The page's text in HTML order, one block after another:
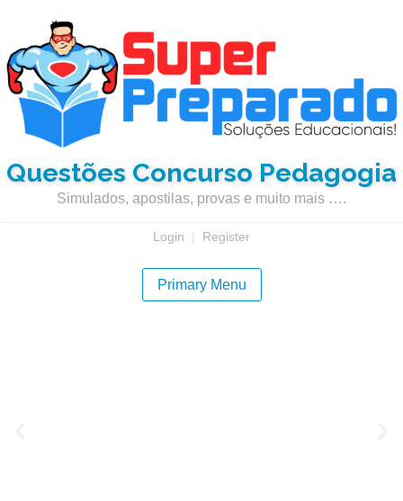
Questões Concurso Pedagogia
Simulados, apostilas, provas e muito mais ….
Login | Register
Primary Menu